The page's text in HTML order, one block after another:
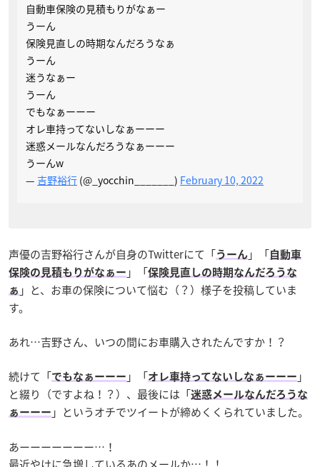
自動車保険の見積もりがなぁー
うーん
保険見直しの時期なんだろうなぁ
うーん
迷うなぁー
うーん
でもなぁーーー
オレ車持ってないしなぁーーー
迷惑メールなんだろうなぁーーー
うーんw
— 吉野裕行 (@_yocchin_______) February 10, 2022
声優の吉野裕行さんが自身のTwitterにて「うーん 」「自動車
保険の見積もりがなぁー 」「保険見直しの時期なんだろうな
ぁ 」と、お車の保険について悩む（？）様子を投稿していま
す。
あれ…吉野さん、いつの間にお車購入されたんですか！？
続けて「でもなぁーーー 」「オレ車持ってないしなぁーーー 」
と綴り（ですよね！？）、最後には「迷惑メールなんだろうな
ぁーーー 」というオチでツイートが締めくくられていました。
あーーーーーーー…！